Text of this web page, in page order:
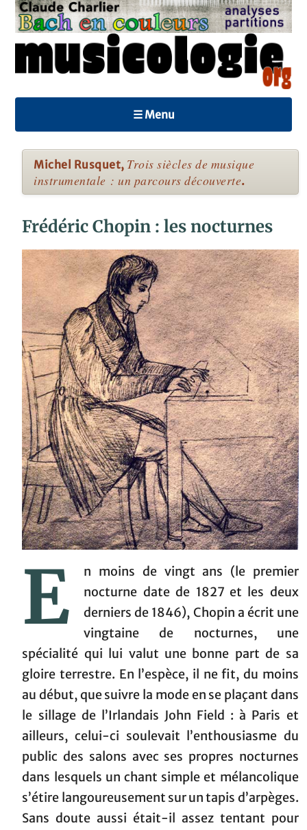
☰ Menu
Michel Rusquet, Trois siècles de musique
instrumentale : un parcours découverte.
Frédéric Chopin : les nocturnes
E
n moins de vingt ans (le premier
nocturne date de 1827 et les deux
derniers de 1846), Chopin a écrit une
vingtaine de nocturnes, une
spécialité qui lui valut une bonne part de sa
gloire terrestre. En l’espèce, il ne fit, du moins
au début, que suivre la mode en se plaçant dans
le sillage de l’Irlandais John Field : à Paris et
ailleurs, celui-ci soulevait l’enthousiasme du
public des salons avec ses propres nocturnes
dans lesquels un chant simple et mélancolique
s’étire langoureusement sur un tapis d’arpèges.
Sans doute aussi était-il assez tentant pour